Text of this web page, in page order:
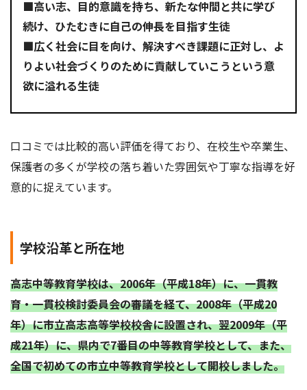
■高い志、目的意識を持ち、新たな仲間と共に学び
続け、ひたむきに自己の伸長を目指す生徒
■広く社会に目を向け、解決すべき課題に正対し、よ
りよい社会づくりのために貢献していこうという意
欲に溢れる生徒
口コミでは比較的高い評価を得ており、在校生や卒業生、
保護者の多くが学校の落ち着いた雰囲気や丁寧な指導を好
意的に捉えています。
学校沿革と所在地
高志中等教育学校は、2006年（平成18年）に、一貫教
育・一貫校検討委員会の審議を経て、2008年（平成20
年）に市立高志高等学校校舎に設置され、翌2009年（平
成21年）に、県内で7番目の中等教育学校として、また、
全国で初めての市立中等教育学校として開校しました。